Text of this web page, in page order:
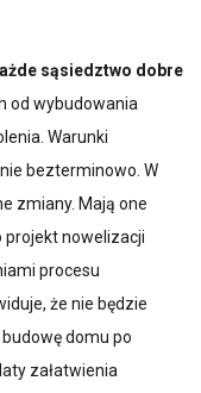
sąsiedztwo dobre
od wybudowania
Warunki
bezterminowo. W
zmiany. Mają one
projekt nowelizacji
procesu
że nie będzie
domu po
załatwienia